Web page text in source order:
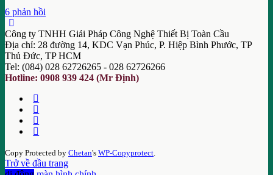
6 phản hồi
Công ty TNHH Giải Pháp Công Nghệ Thiết Bị Toàn Cầu
Địa chỉ: 28 đường 14, KDC Vạn Phúc, P. Hiệp Bình Phước, TP
Thủ Đức, TP HCM
Tel: (084) 028 62726265 - 028 62726266
Hotline: 0908 939 424 (Mr Định)
Copy Protected by Chetan's WP-Copyprotect
Trở về đầu trang